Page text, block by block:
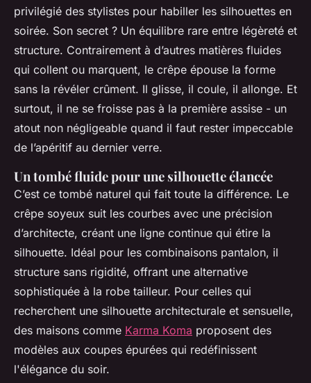
privilégié des stylistes pour habiller les silhouettes en
soirée. Son secret ? Un équilibre rare entre légèreté et
structure. Contrairement à d’autres matières fluides
qui collent ou marquent, le crêpe épouse la forme
sans la révéler crûment. Il glisse, il coule, il allonge. Et
surtout, il ne se froisse pas à la première assise - un
atout non négligeable quand il faut rester impeccable
de l’apéritif au dernier verre.
Un tombé fluide pour une silhouette élancée
C’est ce tombé naturel qui fait toute la différence. Le
crêpe soyeux suit les courbes avec une précision
d’architecte, créant une ligne continue qui étire la
silhouette. Idéal pour les combinaisons pantalon, il
structure sans rigidité, offrant une alternative
sophistiquée à la robe tailleur. Pour celles qui
recherchent une silhouette architecturale et sensuelle,
des maisons comme Karma Koma proposent des
modèles aux coupes épurées qui redéfinissent
l'élégance du soir.